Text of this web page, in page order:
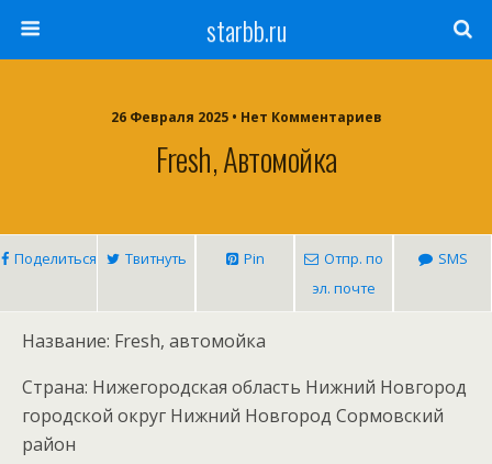
starbb.ru
26 Февраля 2025 • Нет Комментариев
Fresh, Автомойка
Поделиться Твитнуть Pin
Отпр. по
эл. почте
SMS
Название: Fresh, автомойка
Страна: Нижегородская область Нижний Новгород
городской округ Нижний Новгород Сормовский
район